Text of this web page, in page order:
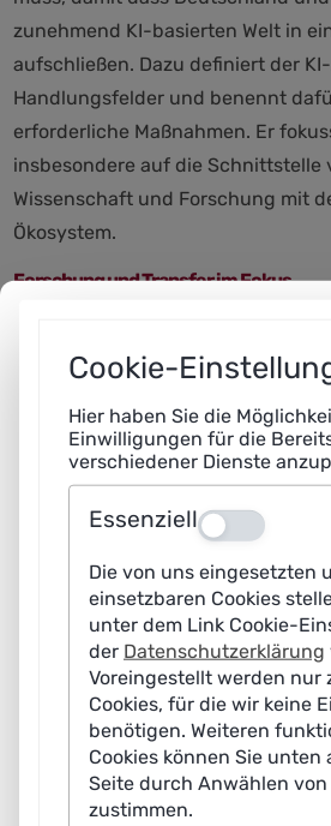
zunehmend KI-basierten Welt in
aufschließen. Dazu definiert der
Handlungsfelder und benennt
erforderliche Maßnahmen. Er
insbesondere auf die Schnittstelle
Wissenschaft und Forschung mit
Ökosystem.
Forschung und Transfer im Fokus
Forscherinnen und Forscher. So
werden. Rechenkapazitäten sollen
nutzbar gemacht und ausgebaut
der Forschungsagenda stehen
datensparsame und
Verbessert werden soll
von der Forschung in die
erst in 15 Prozent der
den Gründungen liegt
lebendigen KI-Startup-Szene teils
anderen Industrienationen.
Forschungsstandorten sollen
Cookie-
Hier haben Sie die
Einwilligungen für die
verschiedener Dienste
Essenziell Aus
Die von uns eingesetzten
einsetzbaren Cookies
unter dem Link Cookie-
der Datenschutzerklärung
Voreingestellt werden nur
Cookies, für die wir keine
benötigen. Weiteren
Cookies können Sie unten
Seite durch Anwählen von
zustimmen.